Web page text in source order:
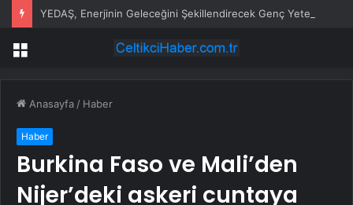
Menü
Anasayfa / Haber
Haber
Burkina Faso ve Mali’den
Nijer’deki askeri cuntaya